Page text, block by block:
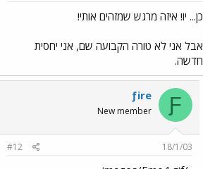
כן... יו! איזה מרגש שמזהים אותי!
אבל אני לא טורה הקבועה שם, אני יחסית
חדשה.
Ƒ
ƒire
New member
18/1/03
#12